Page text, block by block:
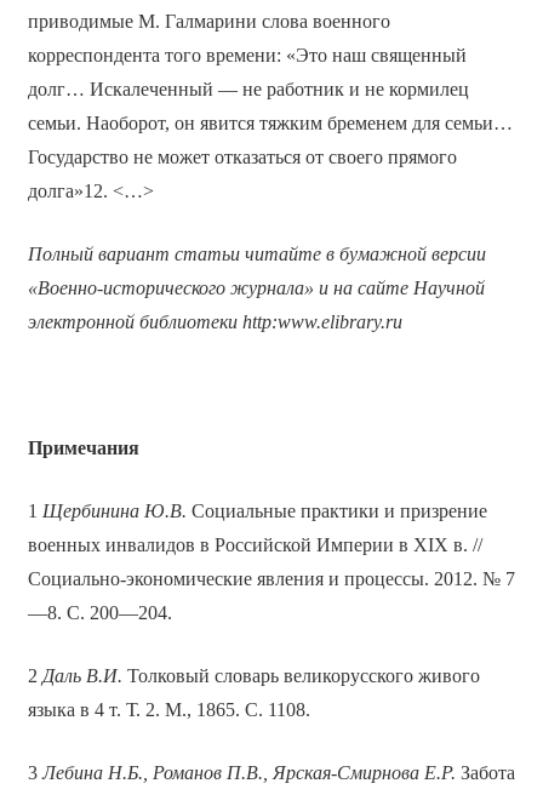
приводимые М. Галмарини слова военного
корреспондента того времени: «Это наш священный
долг… Искалеченный — не работник и не кормилец
семьи. Наоборот, он явится тяжким бременем для семьи…
Государство не может отказаться от своего прямого
долга»12. <…>
Полный вариант статьи читайте в бумажной версии
«Военно-исторического журнала» и на сайте Научной
электронной библиотеки http:www.elibrary.ru
Примечания
1 Щербинина Ю.В. Социальные практики и призрение
военных инвалидов в Российской Империи в XIX в. //
Социально-экономические явления и процессы. 2012. № 7
—8. С. 200—204.
2 Даль В.И. Толковый словарь великорусского живого
языка в 4 т. Т. 2. М., 1865. С. 1108.
3Лебина Н.Б., Романов П.В., Ярская-Смирнова Е.Р. Забота